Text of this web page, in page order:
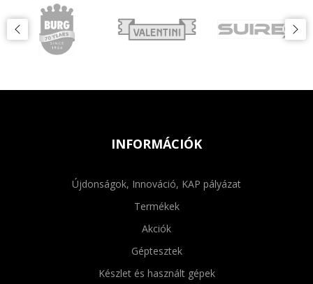
INFORMÁCIÓK
Újdonságok, Innováció, KAP pályázat
Termékek
Akciók
Géptesztek
Készlet és használt gépek